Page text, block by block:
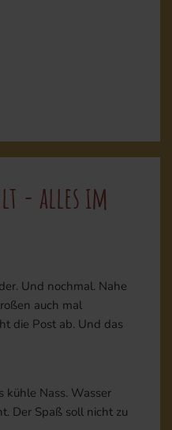
- alles im
Und nochmal. Nahe
auch mal
die Post ab. Und das
kühle Nass. Wasser
Der Spaß soll nicht zu